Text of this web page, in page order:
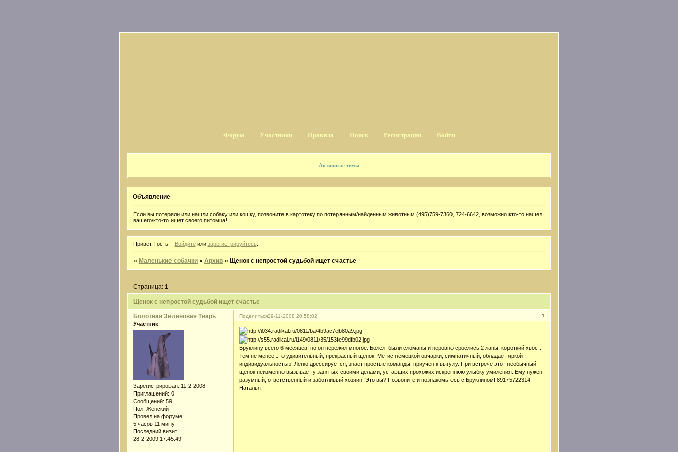
Форум Участники Правила Поиск Регистрация Войти
Активные темы
Объявление
Если вы потеряли или нашли собаку или кошку, позвоните в картотеку по потерянным/найденным животным (495)759-7360, 724-6642, возможно кто-то нашел
вашего/кто-то ищет своего питомца!
Привет, Гость! Войдитеили зарегистрируйтесь
» Маленькие собачки »Архив » Щенок с непростой судьбой ищет счастье
Щенок с непростой судьбой ищет счастье
Страница:1
Поделиться 1
29-11-2008 20:58:02
Болотная Зеленовая Тварь
Участник
Зарегистрирован: 11-2-2008
Приглашений: 0
Сообщений: 59
Пол: Женский
Провел на форуме:
5 часов 11 минут
Последний визит:
28-2-2009 17:45:49
Бруклину всего 6 месяцев, но он пережил многое. Болел, были сломаны и неровно срослись 2 лапы, короткий хвост.
Тем не менее это удивительный, прекрасный щенок! Метис немецкой овчарки, симпатичный, обладает яркой
индивидуальностью. Легко дрессируется, знает простые команды, приучен к выгулу. При встрече этот необычный
щенок неизменно вызывает у занятых своими делами, уставших прохожих искреннюю улыбку умиления. Ему нужен
разумный, ответственный и заботливый хозяин. Это вы? Позвоните и познакомьтесь с Бруклином! 89175722314
Наталья